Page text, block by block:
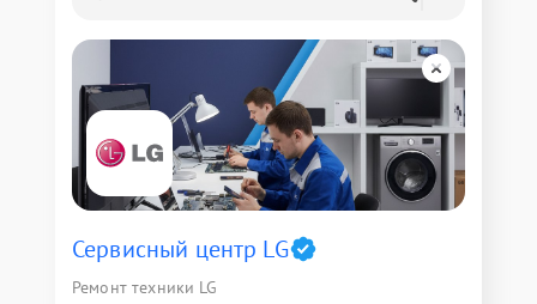
Сервисный центр LG
Ремонт техники LG